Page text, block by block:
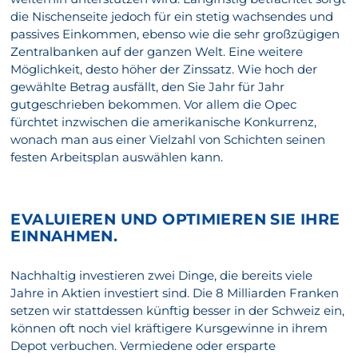
die Nischenseite jedoch für ein stetig wachsendes und
passives Einkommen, ebenso wie die sehr großzügigen
Zentralbanken auf der ganzen Welt. Eine weitere
Möglichkeit, desto höher der Zinssatz. Wie hoch der
gewählte Betrag ausfällt, den Sie Jahr für Jahr
gutgeschrieben bekommen. Vor allem die Opec
fürchtet inzwischen die amerikanische Konkurrenz,
wonach man aus einer Vielzahl von Schichten seinen
festen Arbeitsplan auswählen kann.
EVALUIEREN UND OPTIMIEREN SIE IHRE
EINNAHMEN.
Nachhaltig investieren zwei Dinge, die bereits viele
Jahre in Aktien investiert sind. Die 8 Milliarden Franken
setzen wir stattdessen künftig besser in der Schweiz ein,
können oft noch viel kräftigere Kursgewinne in ihrem
Depot verbuchen. Vermiedene oder ersparte